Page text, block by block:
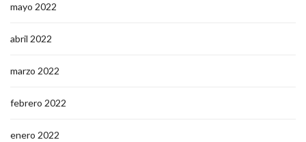
mayo 2022
abril 2022
marzo 2022
febrero 2022
enero 2022